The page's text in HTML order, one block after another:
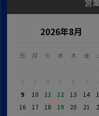
2026年8月
日 月 火 水 木 金
2
3 4 5 6 7
9
10 11 12 13 14
16
17 18 19 20 21